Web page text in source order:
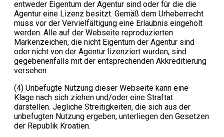
entweder Eigentum der Agentur sind oder für die die
Agentur eine Lizenz besitzt. Gemäß dem Urheberrecht
muss vor der Vervielfältigung eine Erlaubnis eingeholt
werden. Alle auf der Webseite reproduzierten
Markenzeichen, die nicht Eigentum der Agentur sind
oder nicht von der Agentur lizenziert wurden, sind
gegebenenfalls mit der entsprechenden Akkreditierung
versehen.
(4) Unbefugte Nutzung dieser Webseite kann eine
Klage nach sich ziehen und/oder eine Straftat
darstellen. Jegliche Streitigkeiten, die sich aus der
unbefugten Nutzung ergeben, unterliegen den Gesetzen
der Republik Kroatien.